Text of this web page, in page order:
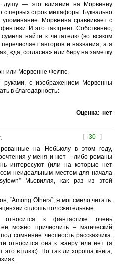
душу — это влияние на Морвенну
с первых строк метафоры. Буквально
Морвенна сравнивает с
И это так греет. Собственно,
найти к читателю (во всяком
авторов и названия, а я
«да, согласна» или беру на заметку
или Морвенне Фелпс.
руками, с изображением Морвенны
в благодарность:
Оценка: нет
[ 30 ]
на Небьюлу в этом году,
у меня и нет – либо романы
интересуют (или на которые нет
неидеальным местом для начала
Мьевилля, как раз из этой
“Among Others”, я мог смело читать.
сплошь положительные.
к фантастике очень
можно причислить – магический
сомнение честность рассказчика.
относится она к жанру или нет (я
это в плюс). Но так ли хороша книга,